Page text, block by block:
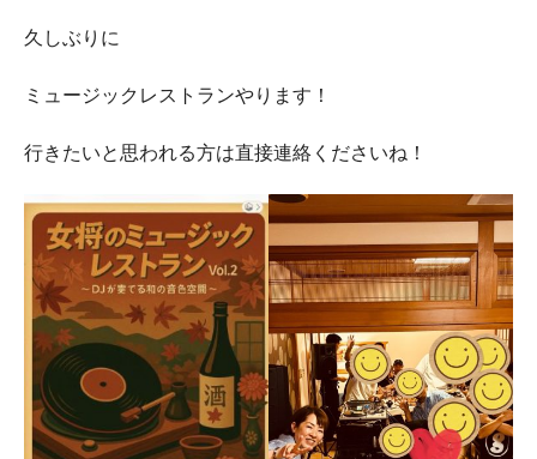
久しぶりに
ミュージックレストランやります！
行きたいと思われる方は直接連絡くださいね！